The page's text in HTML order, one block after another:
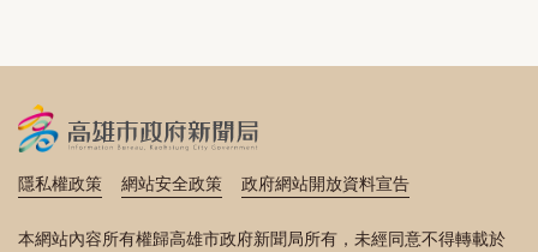
隱私權政策 網站安全政策 政府網站開放資料宣告
本網站內容所有權歸高雄市政府新聞局所有，未經同意不得轉載於